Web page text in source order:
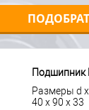
Подшипник
Размеры d x
40 x 90 x 33